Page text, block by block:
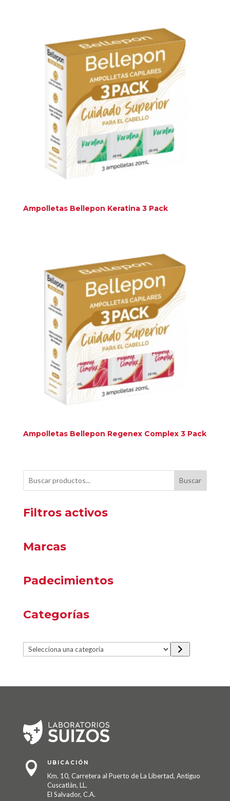
Ampolletas Bellepon Keratina 3 Pack
Ampolletas Bellepon Regenex Complex 3 Pack
Buscar
Filtros activos
Marcas
Padecimientos
Categorías
Selecciona
una
 UBICACIÓN
Km. 10, Carretera al Puerto de La Libertad, Antiguo
Cuscatlán, LL.
El Salvador, C.A.